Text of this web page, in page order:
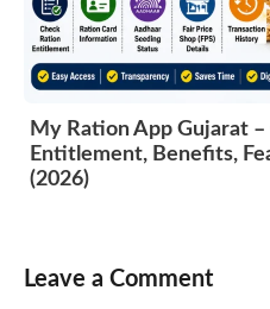
My Ration App Gujarat
Entitlement, Benefits,
(2026)
Leave a Comment